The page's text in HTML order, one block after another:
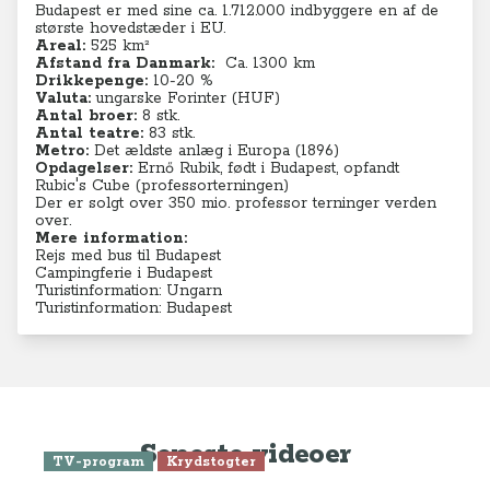
Budapest er med sine ca. 1.712.000 indbyggere en af de
største hovedstæder i EU.
Areal: 525 km²
Afstand fra Danmark: Ca. 1300 km
Drikkepenge: 10-20 %
Valuta: ungarske Forinter (HUF)
Antal broer: 8 stk.
Antal teatre: 83 stk.
Metro: Det ældste anlæg i Europa (1896)
Opdagelser: Ernő Rubik, født i Budapest, opfandt
Rubic's Cube (professorterningen)
Der er solgt over 350 mio. professor terninger verden
over.
Mere information:
Rejs med bus til Budapest
Campingferie i Budapest
Turistinformation: Ungarn
Turistinformation: Budapest
Seneste videoer
TV-program Krydstogter